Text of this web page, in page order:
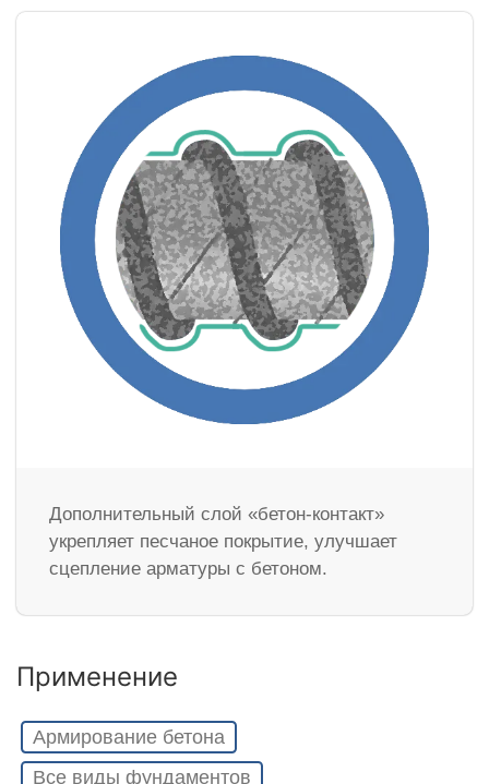
Дополнительный слой «бетон-контакт»
укрепляет песчаное покрытие, улучшает
сцепление арматуры с бетоном.
Применение
Армирование бетона
Все виды фундаментов